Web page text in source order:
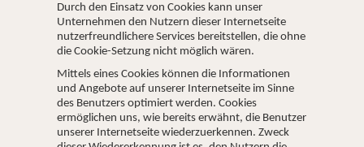
Durch den Einsatz von Cookies kann unser
Unternehmen den Nutzern dieser Internetseite
nutzerfreundlichere Services bereitstellen, die ohne
die Cookie-Setzung nicht möglich wären.
Mittels eines Cookies können die Informationen
und Angebote auf unserer Internetseite im Sinne
des Benutzers optimiert werden. Cookies
ermöglichen uns, wie bereits erwähnt, die Benutzer
unserer Internetseite wiederzuerkennen. Zweck